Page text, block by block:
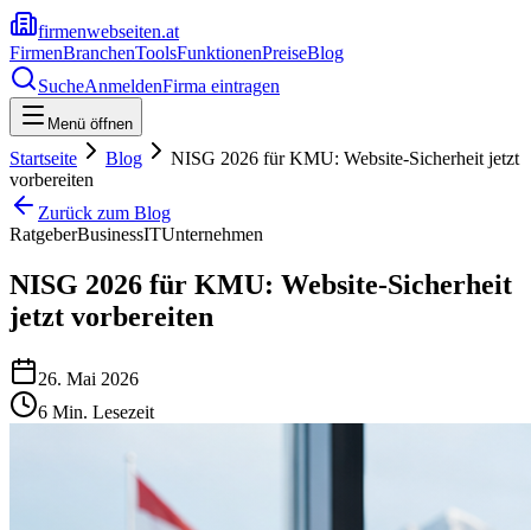
firmenwebseiten.at
FirmenBranchenToolsFunktionenPreiseBlog
SucheAnmeldenFirma eintragen
Menü öffnen
Startseite Blog
NISG 2026 für KMU: Website-Sicherheit jetzt
vorbereiten
Zurück zum Blog
RatgeberBusinessITUnternehmen
NISG 2026 für KMU: Website-Sicherheit
jetzt vorbereiten
26. Mai 2026
6 Min. Lesezeit